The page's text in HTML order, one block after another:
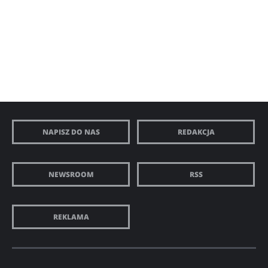
NAPISZ DO NAS REDAKCJA
NEWSROOM RSS
REKLAMA